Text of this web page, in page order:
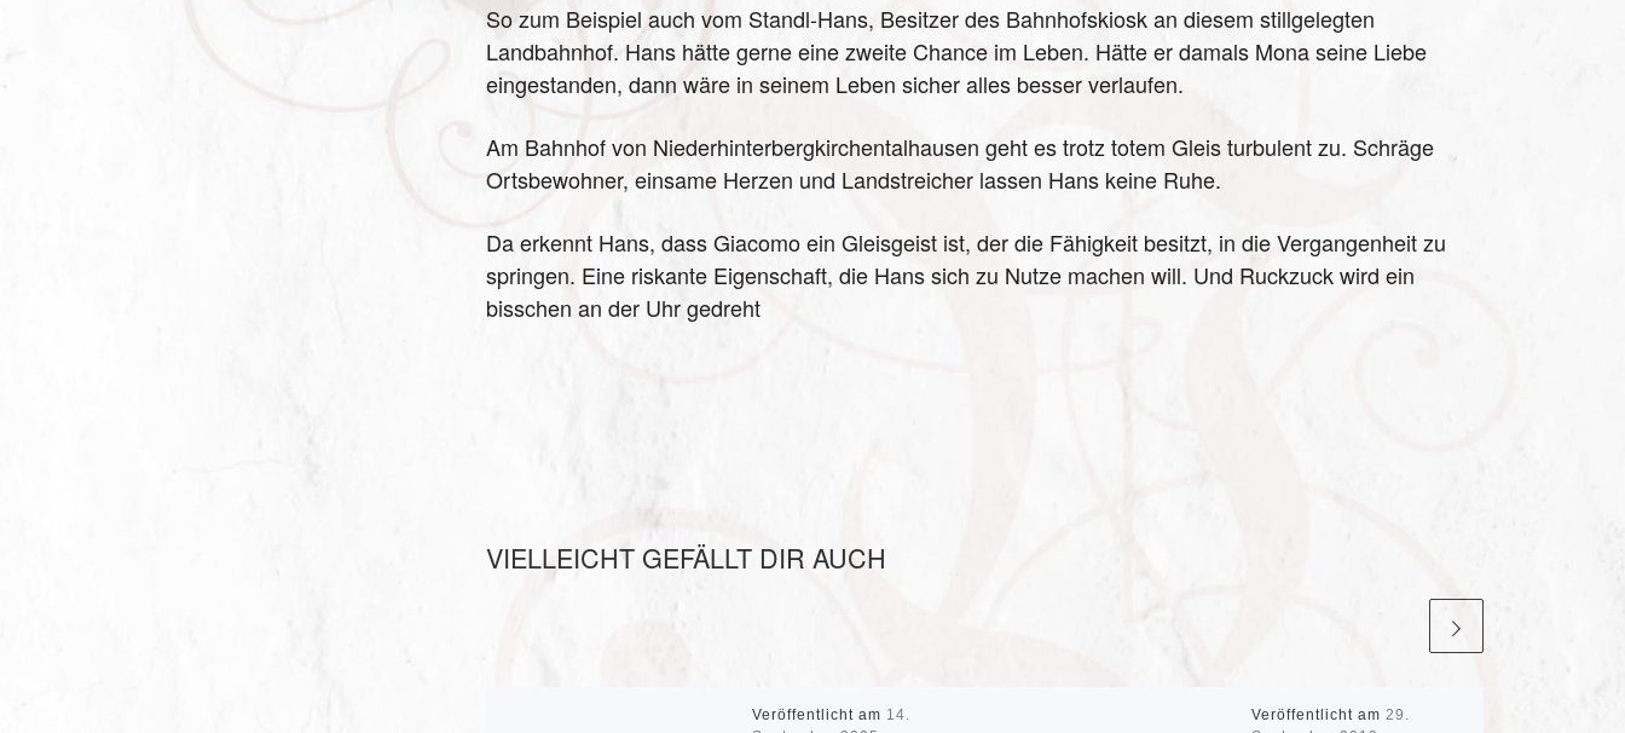
So zum Beispiel auch vom Standl-Hans, Besitzer des Bahnhofskiosk an diesem stillgelegten
Landbahnhof. Hans hätte gerne eine zweite Chance im Leben. Hätte er damals Mona seine Liebe
eingestanden, dann wäre in seinem Leben sicher alles besser verlaufen.
Am Bahnhof von Niederhinterbergkirchentalhausen geht es trotz totem Gleis turbulent zu. Schräge
Ortsbewohner, einsame Herzen und Landstreicher lassen Hans keine Ruhe.
Da erkennt Hans, dass Giacomo ein Gleisgeist ist, der die Fähigkeit besitzt, in die Vergangenheit zu
springen. Eine riskante Eigenschaft, die Hans sich zu Nutze machen will. Und Ruckzuck wird ein
bisschen an der Uhr gedreht
VIELLEICHT GEFÄLLT DIR AUCH
Veröffentlicht am 14.
Veröffentlicht am 29.